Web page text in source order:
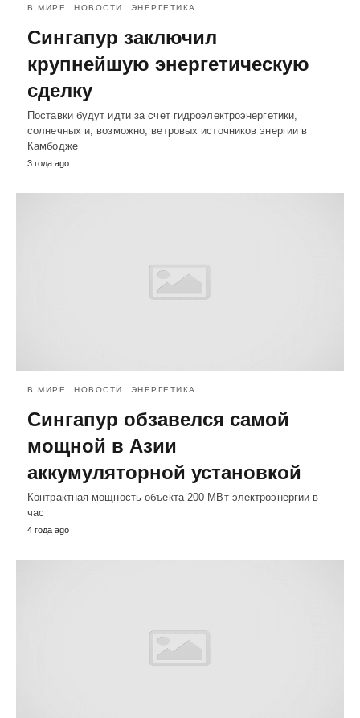
В МИРЕ НОВОСТИ ЭНЕРГЕТИКА
Сингапур заключил
крупнейшую энергетическую
сделку
Поставки будут идти за счет гидроэлектроэнергетики,
солнечных и, возможно, ветровых источников энергии в
Камбодже
3 года ago
В МИРЕ НОВОСТИ ЭНЕРГЕТИКА
Сингапур обзавелся самой
мощной в Азии
аккумуляторной установкой
Контрактная мощность объекта 200 МВт электроэнергии в
час
4 года ago